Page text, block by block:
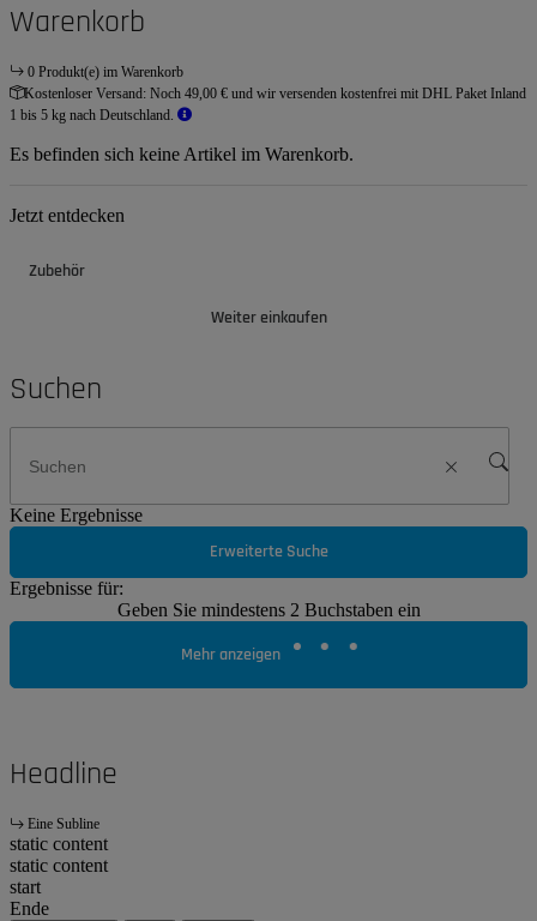
Warenkorb
0 Produkt(e) im Warenkorb
Kostenloser Versand: Noch 49,00 € und wir versenden kostenfrei mit DHL Paket Inland
1 bis 5 kg nach Deutschland.
Es befinden sich keine Artikel im Warenkorb.
Jetzt entdecken
Zubehör
Weiter einkaufen
Suchen
Keine Ergebnisse
Erweiterte Suche
Ergebnisse für:
Geben Sie mindestens 2 Buchstaben ein
Mehr anzeigen
Headline
Eine Subline
static content
static content
start
Ende